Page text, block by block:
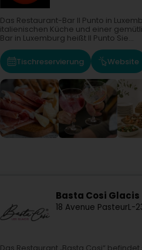
Das Restaurant-Bar Il Punto in
italienischen Küche und einer
Bar in Luxemburg heißt Il Punto Sie...
Tischreservierung Website
Basta Cosi Glacis
18 Avenue PasteurL-
Das Restaurant „Basta Cosi“